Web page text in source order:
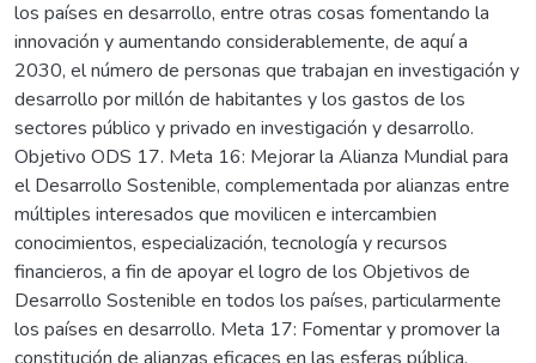
los países en desarrollo, entre otras cosas fomentando la
innovación y aumentando considerablemente, de aquí a
2030, el número de personas que trabajan en investigación y
desarrollo por millón de habitantes y los gastos de los
sectores público y privado en investigación y desarrollo.
Objetivo ODS 17. Meta 16: Mejorar la Alianza Mundial para
el Desarrollo Sostenible, complementada por alianzas entre
múltiples interesados que movilicen e intercambien
conocimientos, especialización, tecnología y recursos
financieros, a fin de apoyar el logro de los Objetivos de
Desarrollo Sostenible en todos los países, particularmente
los países en desarrollo. Meta 17: Fomentar y promover la